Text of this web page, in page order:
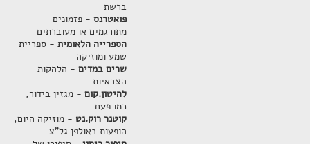
ברשת
פואטרנס- פזמונים
מתורגמים או מעוברתים
הספרייה הלאומית- ספריית
שמע ומוזיקה
שרים במדים- הלהקות
הצבאיות
להיטון.קום- מגזין בידור,
כמו פעם
קוטנר רוק.נט - מוזיקה היום,
הופעות באולפן גל"צ